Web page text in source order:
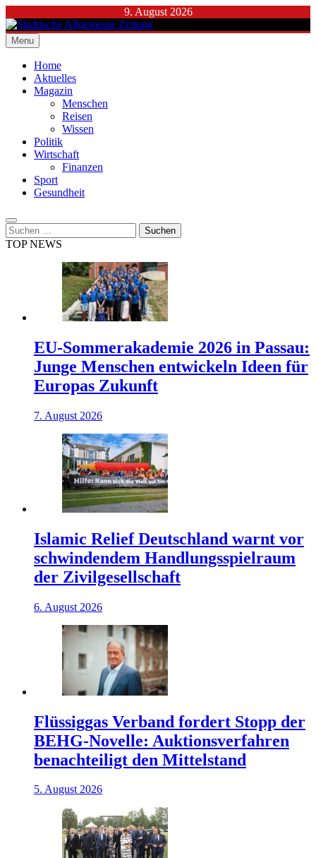
to
content
9. August 2026
Städtische Allgemeine Zeitung
Menu
Home
Aktuelles
Magazin
Menschen
Reisen
Wissen
Politik
Wirtschaft
Finanzen
Sport
Gesundheit
Suchen
nach:
TOP NEWS
EU-Sommerakademie 2026 in Passau:
Junge Menschen entwickeln Ideen für
Europas Zukunft
7. August 2026
Islamic Relief Deutschland warnt vor
schwindendem Handlungsspielraum
der Zivilgesellschaft
6. August 2026
Flüssiggas Verband fordert Stopp der
BEHG-Novelle: Auktionsverfahren
benachteiligt den Mittelstand
5. August 2026